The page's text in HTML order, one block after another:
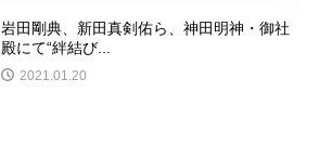
岩田剛典、新田真剣佑ら、神田明神・御社
殿にて“絆結び...
2021.01.20